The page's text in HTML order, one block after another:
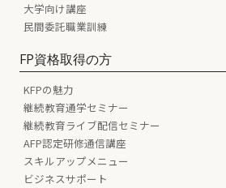
大学向け講座
民間委託職業訓練
FP資格取得の方
KFPの魅力
継続教育通学セミナー
継続教育ライブ配信セミナー
AFP認定研修通信講座
スキルアップメニュー
ビジネスサポート